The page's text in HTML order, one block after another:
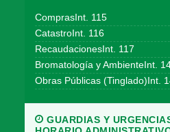
ComprasInt. 115
CatastroInt. 116
RecaudacionesInt. 117
Bromatología y AmbienteInt.
Obras Públicas (Tinglado)Int.
GUARDIAS Y